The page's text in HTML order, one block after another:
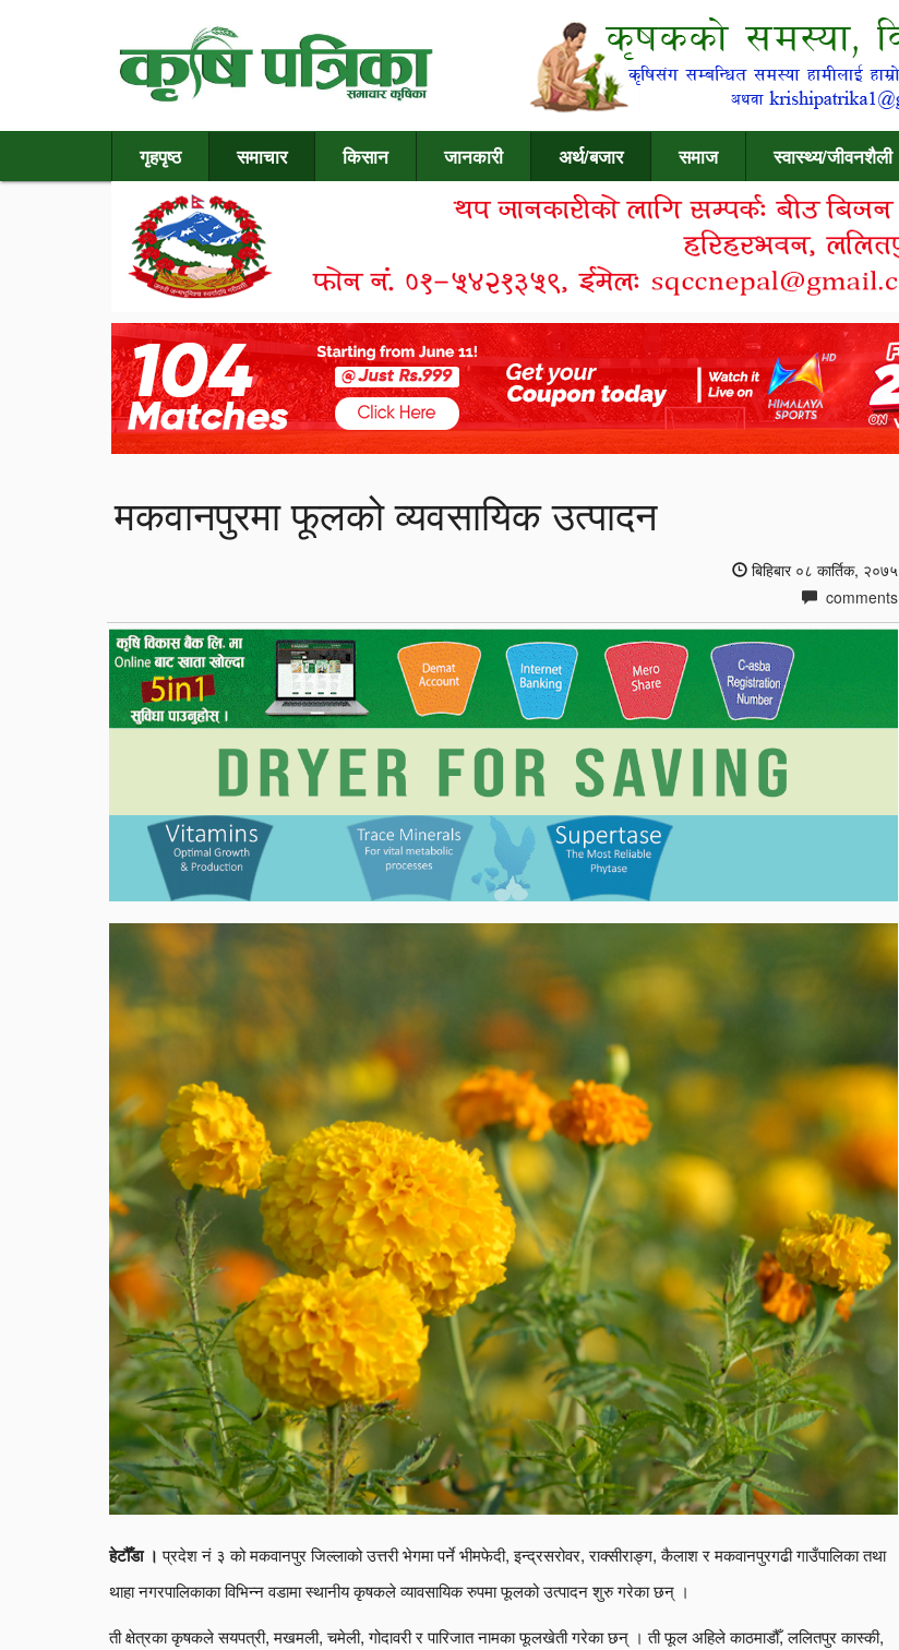
गृहपृष्ठ समाचार किसान जानकारी अर्थ/बजार समाज स्वास्थ्य/जीवनशैली
मकवानपुरमा फूलको व्यवसायिक उत्पादन
बिहिबार ०८ कार्तिक, २०७५
comments
हेटौँडा । प्रदेश नं ३ को मकवानपुर जिल्लाको उत्तरी भेगमा पर्ने भीमफेदी, इन्द्रसरोवर, राक्सीराङ्ग, कैलाश र मकवानपुरगढी गाउँपालिका तथा
थाहा नगरपालिकाका विभिन्न वडामा स्थानीय कृषकले व्यावसायिक रुपमा फूलको उत्पादन शुरु गरेका छन् ।
ती क्षेत्रका कृषकले सयपत्री, मखमली, चमेली, गोदावरी र पारिजात नामका फूलखेती गरेका छन् । ती फूल अहिले काठमाडौँ, ललितपुर कास्की,